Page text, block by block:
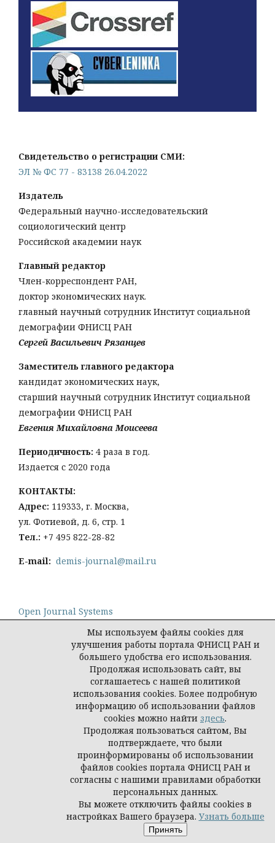
Свидетельство о регистрации СМИ:
ЭЛ № ФС 77 - 83138 26.04.2022
Издатель
Федеральный научно-исследовательский
социологический центр
Российской академии наук
Главный редактор
Член-корреспондент РАН,
доктор экономических наук.
главный научный сотрудник Институт социальной
демографии ФНИСЦ РАН
Сергей Васильевич Рязанцев
Заместитель главного редактора
кандидат экономических наук,
старший научный сотрудник Институт социальной
демографии ФНИСЦ РАН
Евгения Михайловна Моисеева
Периодичность: 4 раза в год.
Издается с 2020 года
КОНТАКТЫ:
Адрес: 119333, г. Москва,
ул. Фотиевой, д. 6, стр. 1
Тел.: +7 495 822-28-82
E-mail: demis-journal@mail.ru
Open Journal Systems
Политика конфиденциальности персональных
© Демис. Демографические исследования, 2026
Мы используем файлы cookies для
улучшения работы портала ФНИСЦ РАН и
большего удобства его использования.
Продолжая использовать сайт, вы
соглашаетесь с нашей политикой
использования cookies. Более подробную
информацию об использовании файлов
cookies можно найти здесь.
Продолжая пользоваться сайтом, Вы
подтверждаете, что были
проинформированы об использовании
файлов cookies портала ФНИСЦ РАН и
согласны с нашими правилами обработки
персональных данных.
Вы можете отключить файлы cookies в
настройках Вашего браузера. Узнать больше
Принять